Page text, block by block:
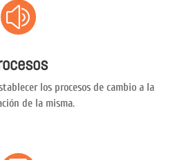
z
los procesos de cambio a la
de la misma.